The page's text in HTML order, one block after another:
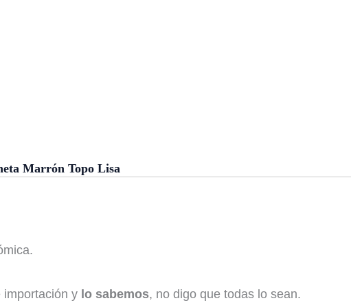
Marrón Topo Lisa
importación y lo sabemos, no digo que todas lo sean.